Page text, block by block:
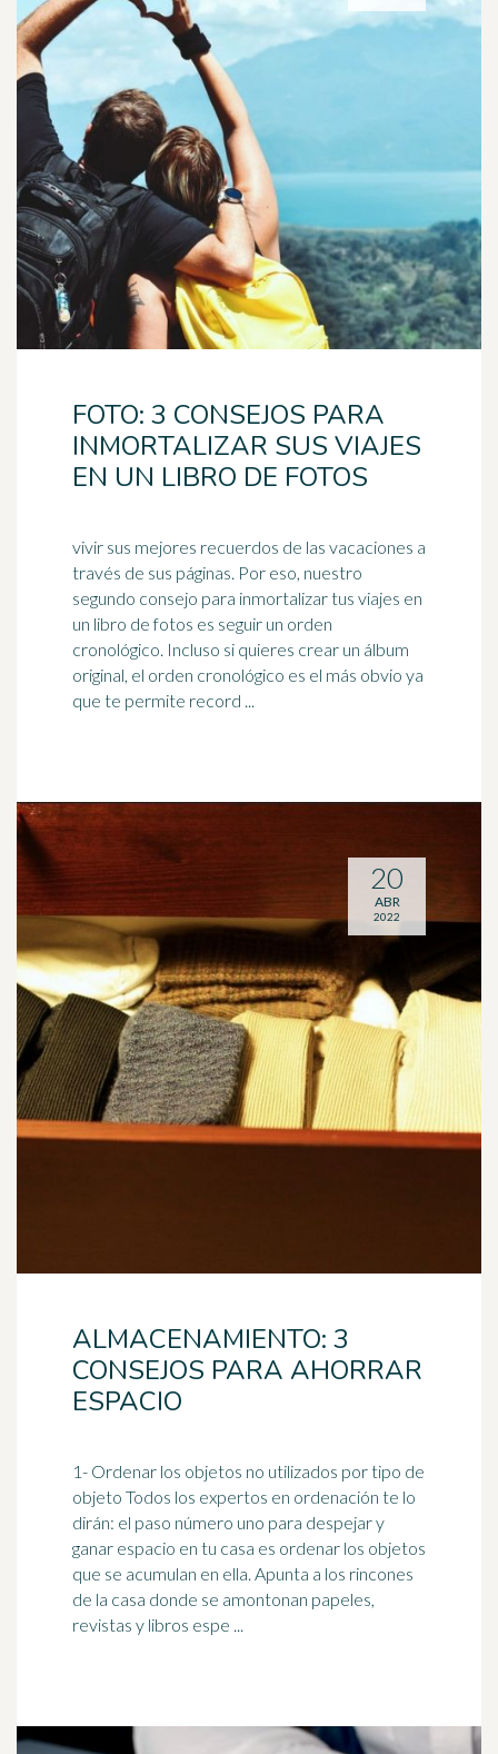
FOTO: 3 CONSEJOS PARA
INMORTALIZAR SUS VIAJES
EN UN LIBRO DE FOTOS
vivir sus mejores recuerdos de las vacaciones a
través de sus páginas. Por eso, nuestro
segundo consejo para inmortalizar tus viajes en
un libro de fotos es seguir un orden
cronológico. Incluso si quieres crear un álbum
original, el orden cronológico es el más obvio ya
que te permite record ...
ALMACENAMIENTO: 3
CONSEJOS PARA AHORRAR
ESPACIO
1- Ordenar los objetos no utilizados por tipo de
objeto Todos los expertos en ordenación te lo
dirán: el paso número uno para despejar y
ganar espacio en tu casa es ordenar los objetos
que se acumulan en ella. Apunta a los rincones
de la casa donde se amontonan papeles,
revistas y libros espe ...
20
ABR
2022